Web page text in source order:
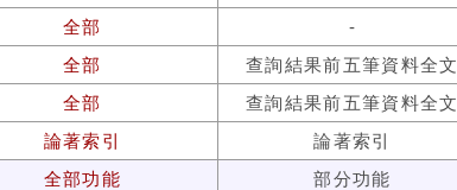
全部
-
全部
查詢結果前五筆資料全文
全部
查詢結果前五筆資料全文
論著索引
論著索引
全部功能 部分功能